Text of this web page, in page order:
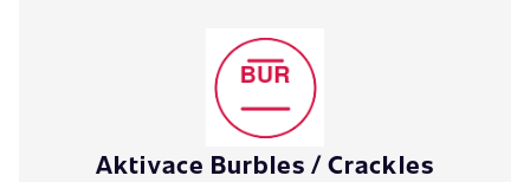
Aktivace Burbles / Crackles